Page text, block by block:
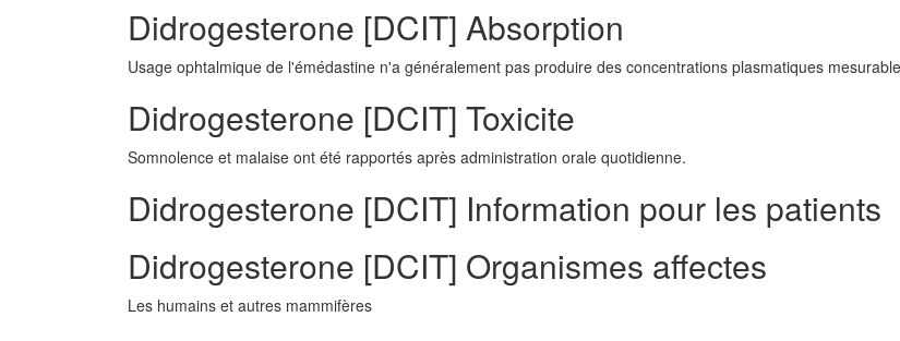
Didrogesterone [DCIT] Absorption
Usage ophtalmique de l'émédastine n'a généralement pas produire des concentrations plasmatiques
Didrogesterone [DCIT] Toxicite
Somnolence et malaise ont été rapportés après administration orale quotidienne.
Didrogesterone [DCIT] Information pour les patients
Didrogesterone [DCIT] Organismes affectes
Les humains et autres mammifères